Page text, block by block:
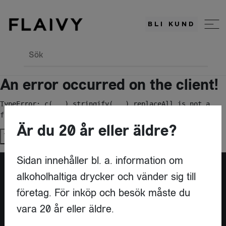
BLI KUND
Sök
An error occurred on the client!
TypeError: c(...).stringify(...).replaceAll is not a
function
Try again
Är du leverantör?
Är du 20 år eller äldre?
Sidan innehåller bl. a. information om
alkoholhaltiga drycker och vänder sig till
företag. För inköp och besök måste du
vara 20 år eller äldre.